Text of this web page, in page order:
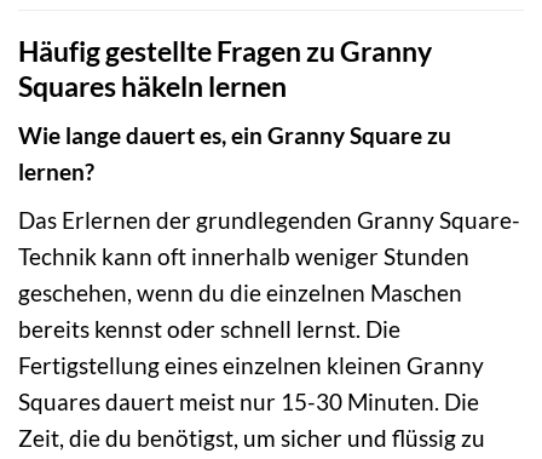
Häufig gestellte Fragen zu Granny
Squares häkeln lernen
Wie lange dauert es, ein Granny Square zu
lernen?
Das Erlernen der grundlegenden Granny Square-
Technik kann oft innerhalb weniger Stunden
geschehen, wenn du die einzelnen Maschen
bereits kennst oder schnell lernst. Die
Fertigstellung eines einzelnen kleinen Granny
Squares dauert meist nur 15-30 Minuten. Die
Zeit, die du benötigst, um sicher und flüssig zu